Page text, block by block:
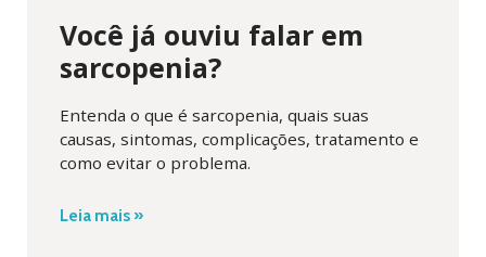
Você já ouviu falar em
sarcopenia?
Entenda o que é sarcopenia, quais suas
causas, sintomas, complicações, tratamento e
como evitar o problema.
Leia mais »